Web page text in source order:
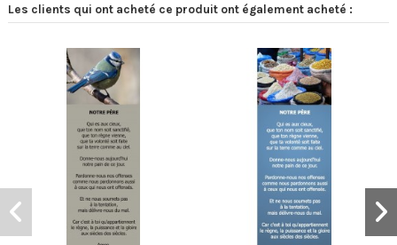
Les clients qui ont acheté ce produit ont également acheté :